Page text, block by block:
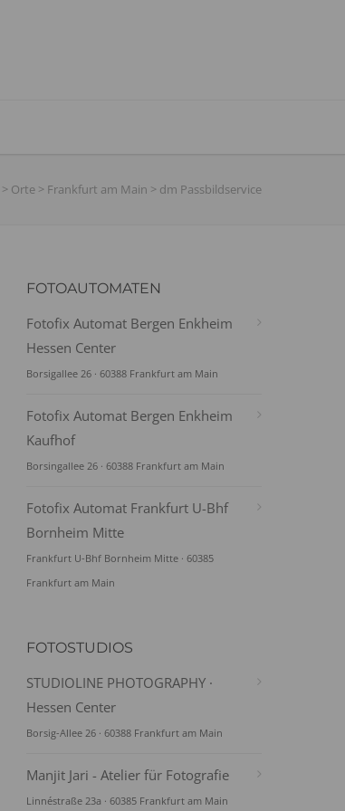
> Orte > Frankfurt am Main > dm Passbildservice
FOTOAUTOMATEN
Fotofix Automat Bergen Enkheim
Hessen Center
Borsigallee 26 · 60388 Frankfurt am Main
Fotofix Automat Bergen Enkheim
Kaufhof
Borsingallee 26 · 60388 Frankfurt am Main
Fotofix Automat Frankfurt U-Bhf
Bornheim Mitte
Frankfurt U-Bhf Bornheim Mitte · 60385
Frankfurt am Main
FOTOSTUDIOS
STUDIOLINE PHOTOGRAPHY ·
Hessen Center
Borsig-Allee 26 · 60388 Frankfurt am Main
Manjit Jari - Atelier für Fotografie
Linnéstraße 23a · 60385 Frankfurt am Main